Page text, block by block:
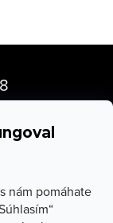
nám pomáhate